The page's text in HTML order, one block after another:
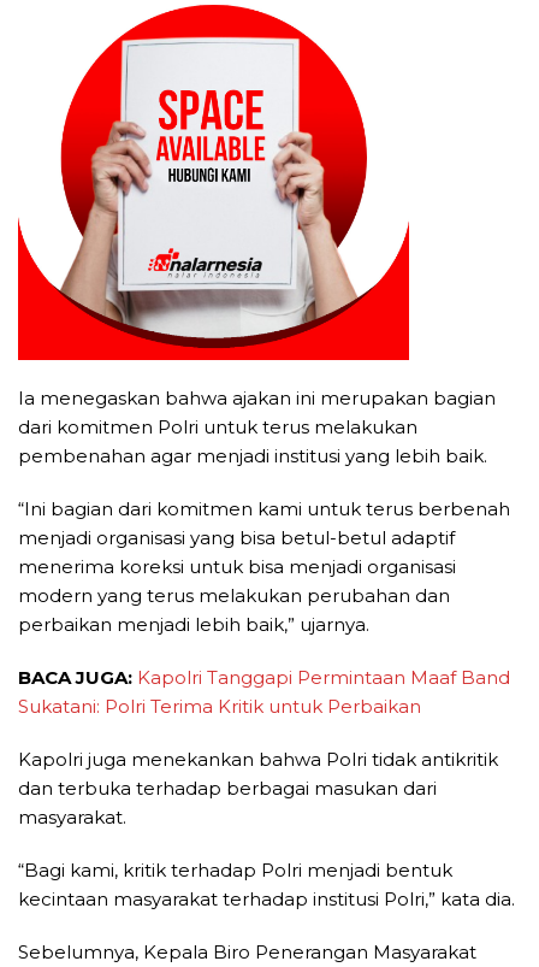
Ia menegaskan bahwa ajakan ini merupakan bagian
dari komitmen Polri untuk terus melakukan
pembenahan agar menjadi institusi yang lebih baik.
“Ini bagian dari komitmen kami untuk terus berbenah
menjadi organisasi yang bisa betul-betul adaptif
menerima koreksi untuk bisa menjadi organisasi
modern yang terus melakukan perubahan dan
perbaikan menjadi lebih baik,” ujarnya.
BACA JUGA: Kapolri Tanggapi Permintaan Maaf Band
Sukatani: Polri Terima Kritik untuk Perbaikan
Kapolri juga menekankan bahwa Polri tidak antikritik
dan terbuka terhadap berbagai masukan dari
masyarakat.
“Bagi kami, kritik terhadap Polri menjadi bentuk
kecintaan masyarakat terhadap institusi Polri,” kata dia.
Sebelumnya, Kepala Biro Penerangan Masyarakat